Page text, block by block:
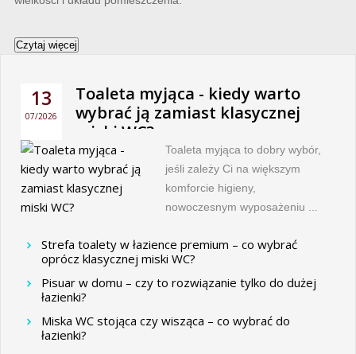
Czytaj więcej
13
07/2026
Toaleta myjąca - kiedy warto
wybrać ją zamiast klasycznej
miski WC?
Toaleta myjąca to dobry wybór,
jeśli zależy Ci na większym
komforcie higieny,
nowoczesnym wyposażeniu ...
Strefa toalety w łazience premium – co wybrać
oprócz klasycznej miski WC?
Pisuar w domu – czy to rozwiązanie tylko do dużej
łazienki?
Miska WC stojąca czy wisząca – co wybrać do
łazienki?